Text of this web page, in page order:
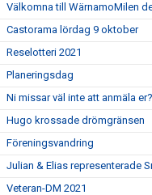
Välkomna till WärnamoMilen
Castorama lördag 9 oktober
Reselotteri 2021
Planeringsdag
Ni missar väl inte att anmäla er?
Hugo krossade drömgränsen
Föreningsvandring
Julian & Elias representerade
Veteran-DM 2021